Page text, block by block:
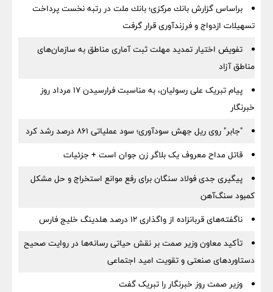
براساس گزارش بانك مركزی؛ بانك ملت در رتبه نخست پرداخت
تسهیلات ازدواج و فرزندآوری قرار گرفت
تفویض اختیار تمدید مهلت ثبت آماری مناطق به سازمان‌های
مناطق آزاد
پیام تبریک علی رسولیان، به مناسبت فرارسیدن ۱۷ مرداد روز
خبرنگار
"جابر" روی ریل جهش سودآوری؛ سود عملیاتی ۸۶۱ درصد رشد کرد
قاتل مداح معروف یک بلاگر زن جوان است + جزئیات
پیگیری جدی فولاد سنگان برای رفع موانع استخراج و حل مشکل
کمبود سنگ‌آهن
ناگفته‌های قربانزاده از واگذاری ۱۲ درصد هلدینگ خلیج فارس
تأکید معاون وزیر صمت بر نقش حیاتی رسانه‌ها در روایت صحیح
دستاوردهای صنعتی و تقویت امید اجتماعی
وزیر صمت روز خبرنگار را تبریک گفت